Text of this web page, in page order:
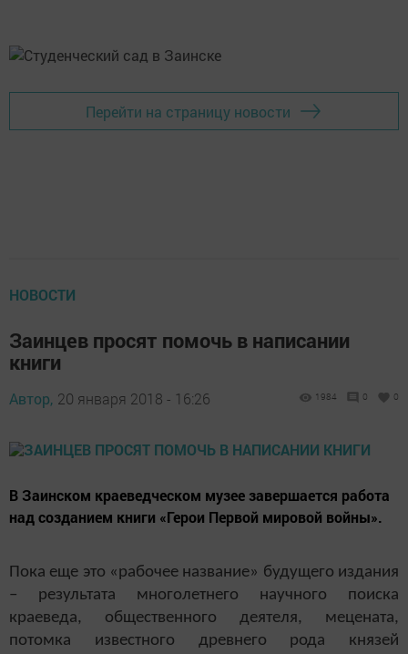
Перейти на страницу новости
НОВОСТИ
Заинцев просят помочь в написании
книги
Автор, 20 января 2018 - 16:26 1984 0 0
В Заинском краеведческом музее завершается работа
над созданием книги «Герои Первой мировой войны».
Пока еще это «рабочее название» будущего издания
– результата многолетнего научного поиска
краеведа, общественного деятеля, мецената,
потомка известного древнего рода князей